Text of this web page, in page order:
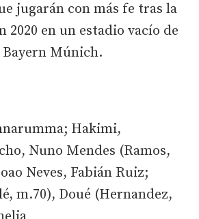
jugarán con más fe tras la
2020 en un estadio vacío de
Múnich.
Hakimi,
Nuno Mendes (Ramos,
Neves, Fabián Ruiz;
m.70), Doué (Hernandez,